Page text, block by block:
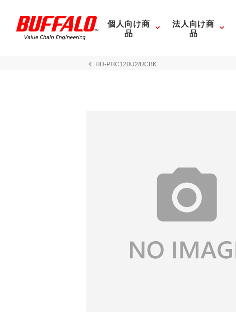
個人向け商
品
法人向け商
品
HD-PHC120U2/UCBK